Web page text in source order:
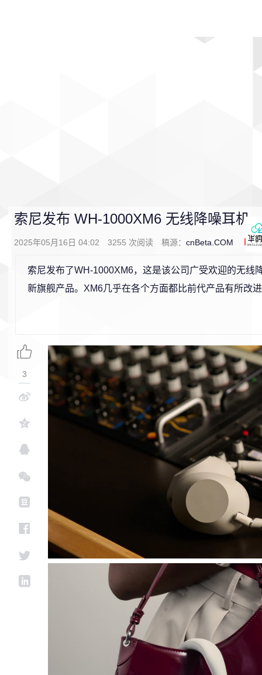
索尼发布 WH-1000XM6 无线降噪耳机
2025年05月16日 04:02 3255 次阅读 稿源： cnBeta.COM 1
索尼发布了WH-1000XM6，这是该公司广受欢迎的无线
新旗舰产品。XM6几乎在各个方面都比前代产品有所改
3